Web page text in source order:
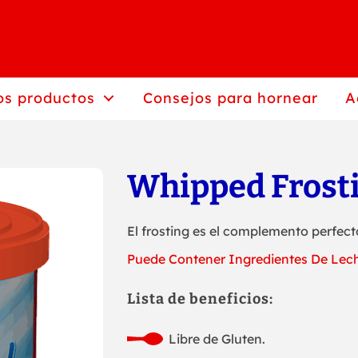
productos Consejos para hornear
Whipped
El frosting es el complemento
Puede Contener Ingredientes De
Lista de beneficios:
Libre de Gluten.